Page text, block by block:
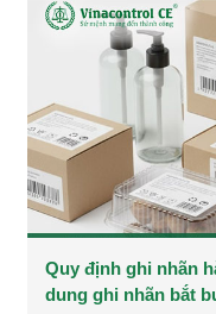
Quy định ghi nhãn
dung ghi nhãn bắt